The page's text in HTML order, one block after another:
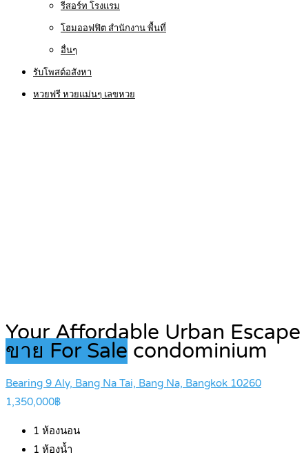
รีสอร์ท โรงแรม
โฮมออฟฟิต สำนักงาน พื้นที่
อื่นๆ
รับโพสต์อสังหา
หวยฟรี หวยแม่นๆ เลขหวย
Your Affordable Urban
ขาย For Sale condominium
Bearing 9 Aly, Bang Na Tai, Bang Na, Bangkok 10260
1,350,000฿
1 ห้องนอน
1 ห้องน้ำ